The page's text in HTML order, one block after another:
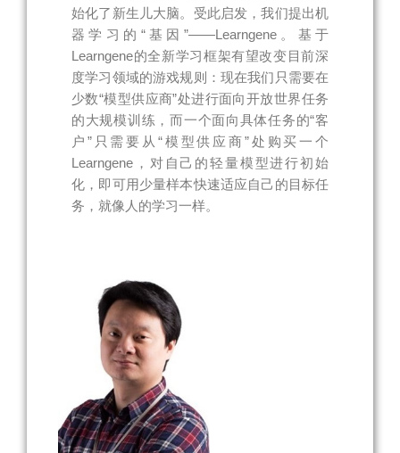
始化了新生儿大脑。受此启发，我们提出机
器学习的“基因”——Learngene。基于
Learngene的全新学习框架有望改变目前深
度学习领域的游戏规则：现在我们只需要在
少数“模型供应商”处进行面向开放世界任务
的大规模训练，而一个面向具体任务的“客
户”只需要从“模型供应商”处购买一个
Learngene，对自己的轻量模型进行初始
化，即可用少量样本快速适应自己的目标任
务，就像人的学习一样。